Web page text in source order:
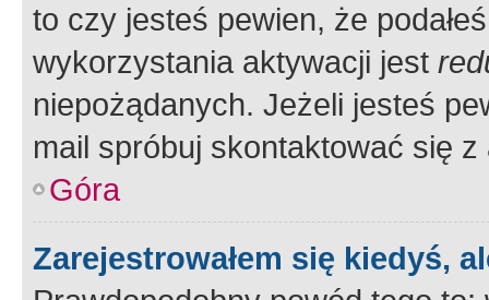
to czy jesteś pewien, że
wykorzystania aktywacji jest
niepożądanych. Jeżeli jesteś
mail spróbuj skontaktować się
Góra
Zarejestrowałem się kiedyś,